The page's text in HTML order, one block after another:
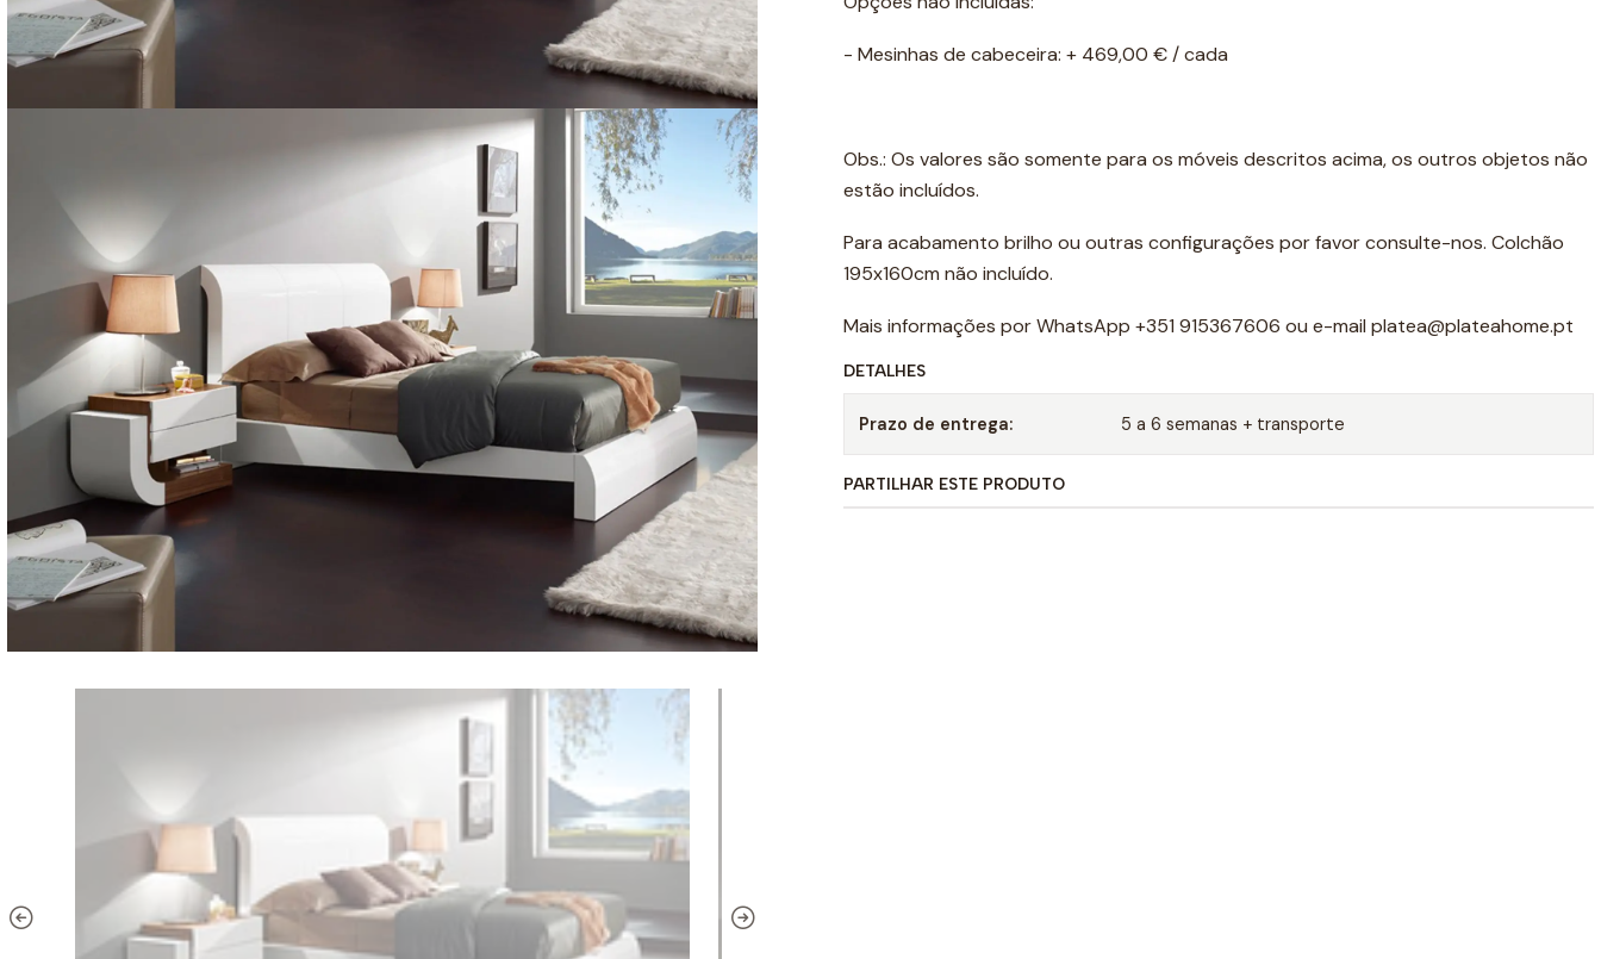
- Mesinhas de cabeceira: + 469,00 € / cada
Obs.: Os valores são somente para os móveis descritos acima, os outros objetos não
estão incluídos.
Para acabamento brilho ou outras configurações por favor consulte-nos. Colchão
195x160cm não incluído.
Mais informações por WhatsApp +351 915367606 ou e-mail platea@plateahome.pt
DETALHES
Prazo de entrega: 5 a 6 semanas + transporte
PARTILHAR ESTE PRODUTO